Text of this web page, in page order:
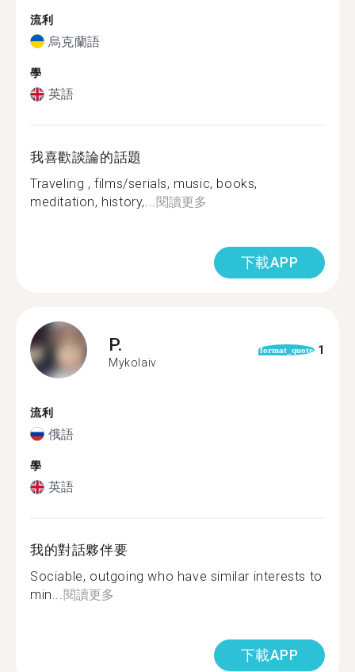
流利
烏克蘭語
學
英語
我喜歡談論的話題
Traveling , films/serials, music, books,
meditation, history,...閱讀更多
下載APP
P.
Mykolaiv
format_quote 1
流利
俄語
學
英語
我的對話夥伴要
Sociable, outgoing who have similar interests to
min...閱讀更多
下載APP